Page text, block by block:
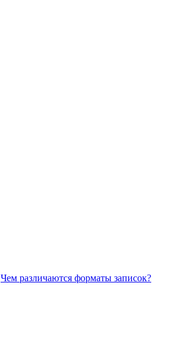
Чем различаются форматы записок?